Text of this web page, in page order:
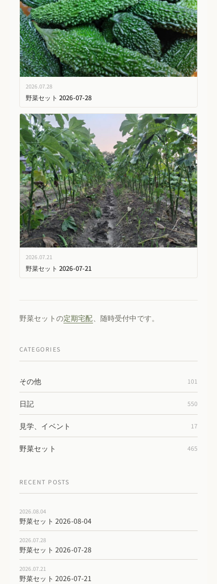
2026.07.28
野菜セット 2026-07-28
2026.07.21
野菜セット 2026-07-21
野菜セットの定期宅配 、随時受付中です。
CATEGORIES
その他 101
日記 550
見学、イベント 17
野菜セット 465
RECENT POSTS
2026.08.04
野菜セット 2026-08-04
2026.07.28
野菜セット 2026-07-28
2026.07.21
野菜セット 2026-07-21